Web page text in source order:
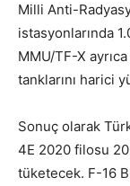
Milli Anti-
istasyonlarında
MMU/TF-X
tanklarını harici
Sonuç olarak
4E 2020 filosu
tüketecek. F-16